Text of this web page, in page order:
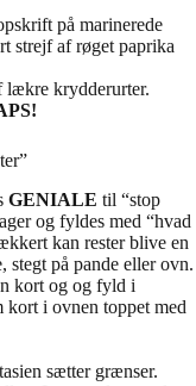
på marinerede
strejf af røget paprika
lækre krydderurter.
GENIALE til “stop
og fyldes med “hvad
kan rester blive en
stegt på pande eller ovn.
kort og og fyld i
kort i ovnen toppet med
sætter grænser.